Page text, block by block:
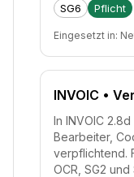
SG6
Pflicht
Eingesetzt in:
INVOIC •
In INVOIC
Bearbeiter,
verpflichtend.
OCR, SG2 und